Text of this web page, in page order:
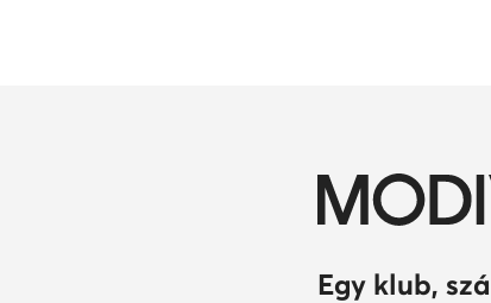
Egy klub,